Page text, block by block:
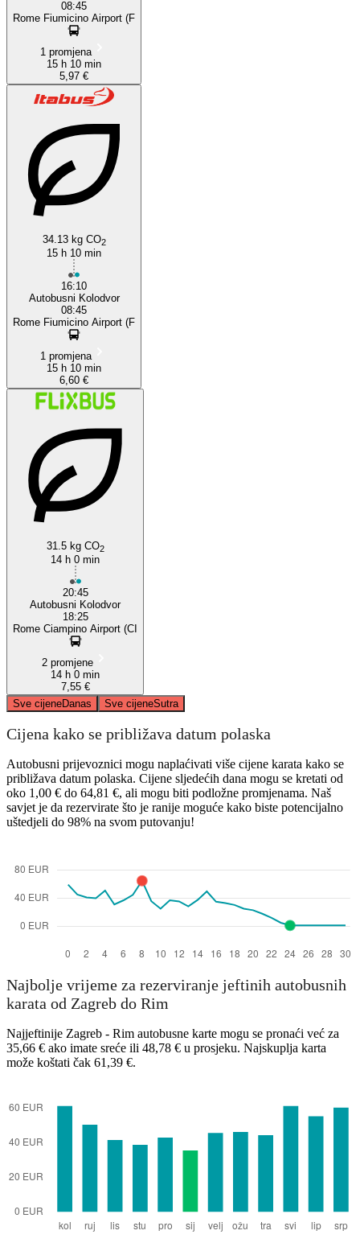
08:45
Rome Fiumicino Airport (F
1 promjena
15 h 10 min
5,97 €
34.13 kg CO2
15 h 10 min
16:10
Autobusni Kolodvor
08:45
Rome Fiumicino Airport (F
1 promjena
15 h 10 min
6,60 €
31.5 kg CO2
14 h 0 min
20:45
Autobusni Kolodvor
18:25
Rome Ciampino Airport (CI
2 promjene
14 h 0 min
7,55 €
Sve cijeneDanas Sve cijeneSutra
Cijena kako se približava datum polaska
Autobusni prijevoznici mogu naplaćivati ​​više cijene karata kako se
približava datum polaska. Cijene sljedećih dana mogu se kretati od
oko 1,00 € do 64,81 €, ali mogu biti podložne promjenama. Naš
savjet je da rezervirate što je ranije moguće kako biste potencijalno
uštedjeli do 98% na svom putovanju!
Najbolje vrijeme za rezerviranje jeftinih autobusnih
karata od Zagreb do Rim
Najjeftinije Zagreb - Rim autobusne karte mogu se pronaći već za
35,66 € ako imate sreće ili 48,78 € u prosjeku. Najskuplja karta
može koštati čak 61,39 €.